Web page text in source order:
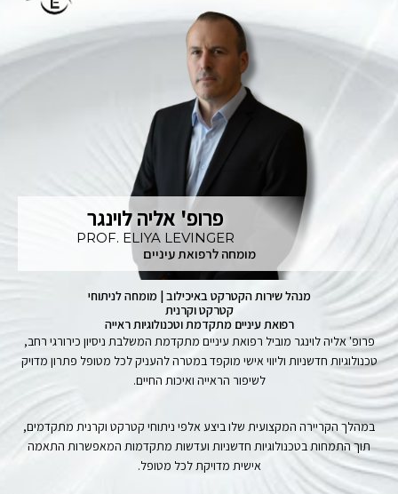
פרופ' אליה לוינגר
PROF. ELIYA LEVINGER
מומחה לרפואת עיניים
מנהל שירות הקטרקט באיכילוב | מומחה לניתוחי
קטרקט וקרנית
רפואת עיניים מתקדמת וטכנולוגיות ראייה
פרופ' אליה לוינגר מוביל רפואת עיניים מתקדמת המשלבת ניסיון כירורגי רחב,
טכנולוגיות חדשניות וליווי אישי מוקפד במטרה להעניק לכל מטופל פתרון מדויק
לשיפור הראייה ואיכות החיים.
במהלך הקריירה המקצועית שלו ביצע אלפי ניתוחי קטרקט וקרנית מתקדמים,
תוך התמחות בטכנולוגיות חדשניות ועדשות מתקדמות המאפשרות התאמה
אישית מדויקת לכל מטופל.